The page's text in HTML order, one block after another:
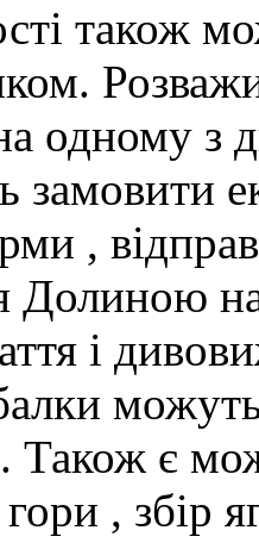
також
одному з
замовити
,
Долиною
і
Також є
, збір